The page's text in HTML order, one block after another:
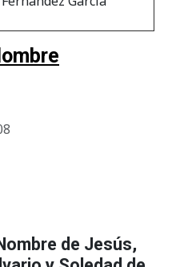
de Jesús,